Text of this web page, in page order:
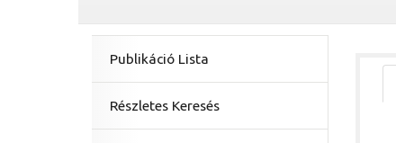
Publikáció Lista
Részletes Keresés